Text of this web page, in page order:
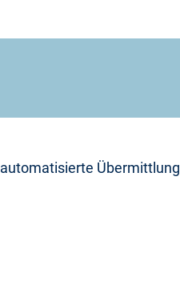
Übermittlung